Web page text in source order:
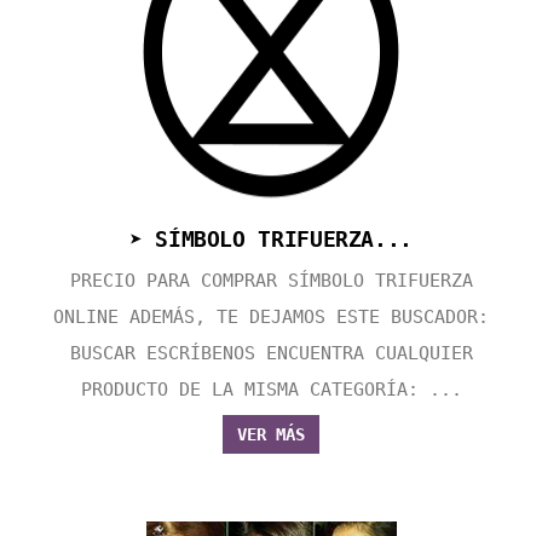
➤ SÍMBOLO TRIFUERZA...
PRECIO PARA COMPRAR SÍMBOLO TRIFUERZA
ONLINE ADEMÁS, TE DEJAMOS ESTE BUSCADOR:
BUSCAR ESCRÍBENOS ENCUENTRA CUALQUIER
PRODUCTO DE LA MISMA CATEGORÍA: ...
VER MÁS